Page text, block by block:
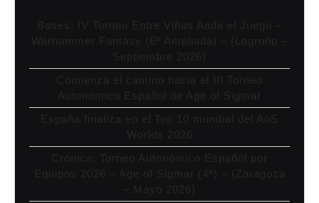
Bases: IV Torneo Entre Viñas Anda el Juego –
Warhammer Fantasy (6ª Ampliada) – (Logroño –
Septiembre 2026)
Comienza el camino hacia el III Torneo
Autonómico Español de Age of Sigmar
España finaliza en el Top 10 mundial del AoS
Worlds 2026
Crónica: Torneo Autonómico Español por
Equipos 2026 – Age of Sigmar (4ª) – (Zaragoza
– Mayo 2026)